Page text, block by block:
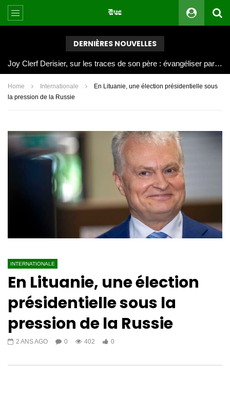
DERNIÈRES NOUVELLES
Joy Clerf Derisier, sur les traces de son père : évangéliser par la musique
Home Internationale
En Lituanie, une élection présidentielle sous
la pression de la Russie
INTERNATIONALE
En Lituanie, une élection
présidentielle sous la
pression de la Russie
2 ANS AGO 0 402 0